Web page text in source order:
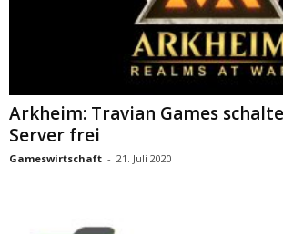
Arkheim: Travian Games
Server frei
Gameswirtschaft - 21. Juli 2020